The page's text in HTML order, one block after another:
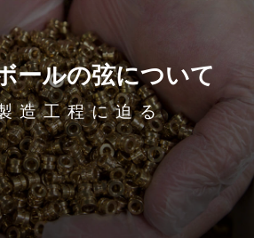
ールの弦について
造工程に迫る